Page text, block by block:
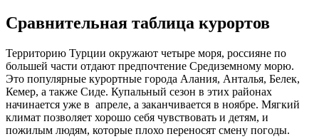
Сравнительная таблица курортов
Территорию Турции окружают четыре моря, россияне по
большей части отдают предпочтение Средиземному морю.
Это популярные курортные города Алания, Анталья, Белек,
Кемер, а также Сиде. Купальный сезон в этих районах
начинается уже в апреле, а заканчивается в ноябре. Мягкий
климат позволяет хорошо себя чувствовать и детям, и
пожилым людям, которые плохо переносят смену погоды.